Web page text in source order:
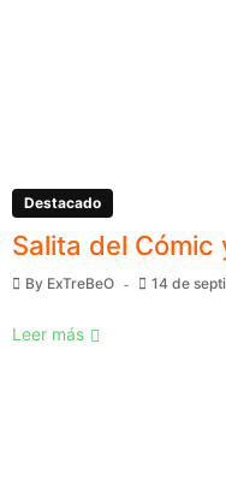
Destacado
Salita del Cómic
By ExTreBeO 14 de
Leer más